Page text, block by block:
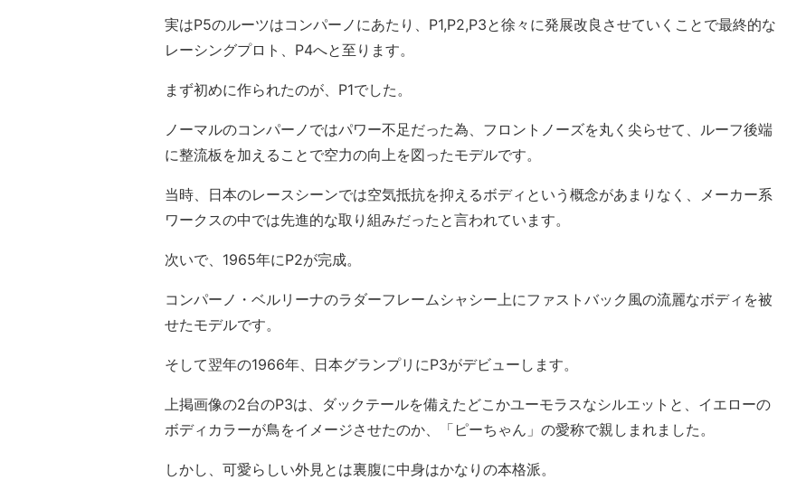
実はP5のルーツはコンパーノにあたり、P1,P2,P3と徐々に発展改良させていくことで最終的な
レーシングプロト、P4へと至ります。
まず初めに作られたのが、P1でした。
ノーマルのコンパーノではパワー不足だった為、フロントノーズを丸く尖らせて、ルーフ後端
に整流板を加えることで空力の向上を図ったモデルです。
当時、日本のレースシーンでは空気抵抗を抑えるボディという概念があまりなく、メーカー系
ワークスの中では先進的な取り組みだったと言われています。
次いで、1965年にP2が完成。
コンパーノ・ベルリーナのラダーフレームシャシー上にファストバック風の流麗なボディを被
せたモデルです。
そして翌年の1966年、日本グランプリにP3がデビューします。
上掲画像の2台のP3は、ダックテールを備えたどこかユーモラスなシルエットと、イエローの
ボディカラーが鳥をイメージさせたのか、「ピーちゃん」の愛称で親しまれました。
しかし、可愛らしい外見とは裏腹に中身はかなりの本格派。